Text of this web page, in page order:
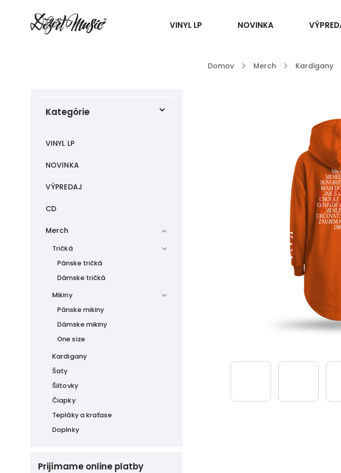
VINYL LP NOVINKA
Domov / Merch / Kardigany
Kategórie
VINYL LP
NOVINKA
VÝPREDAJ
CD
Merch
Tričká
Pánske tričká
Dámske tričká
Mikiny
Pánske mikiny
Dámske mikiny
One size
Kardigany
Šaty
Šiltovky
Čiapky
Tepláky a kraťase
Doplnky
Prijímame online platby